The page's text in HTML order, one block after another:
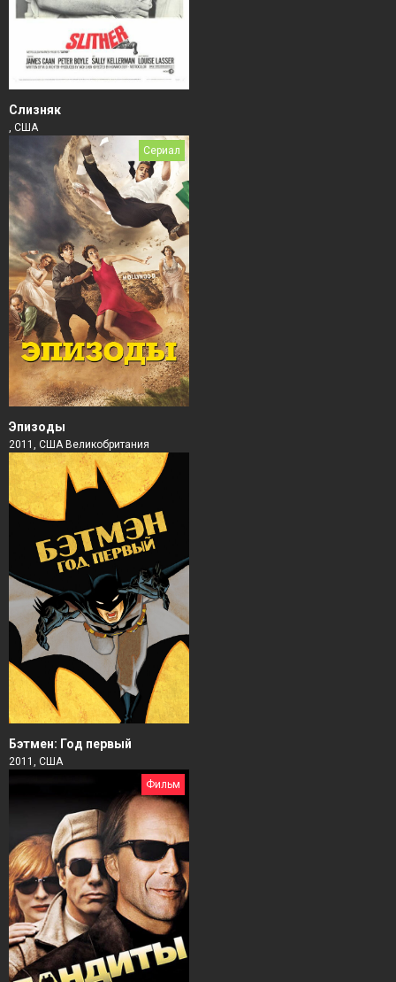
Слизняк
, США
Сериал
Эпизоды
2011, США Великобритания
Бэтмен: Год первый
2011, США
Фильм